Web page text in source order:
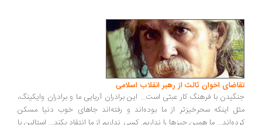
اخوان ثالث از رهبر انقلاب اسلامی
با فرهنگ کار عبثی است... این برادران آریایی ما و برادران وایکینگ،
اینکه سحرخیزتر از ما بوده‌اند و رفته‌اند جاهای خوب دنیا مسکن